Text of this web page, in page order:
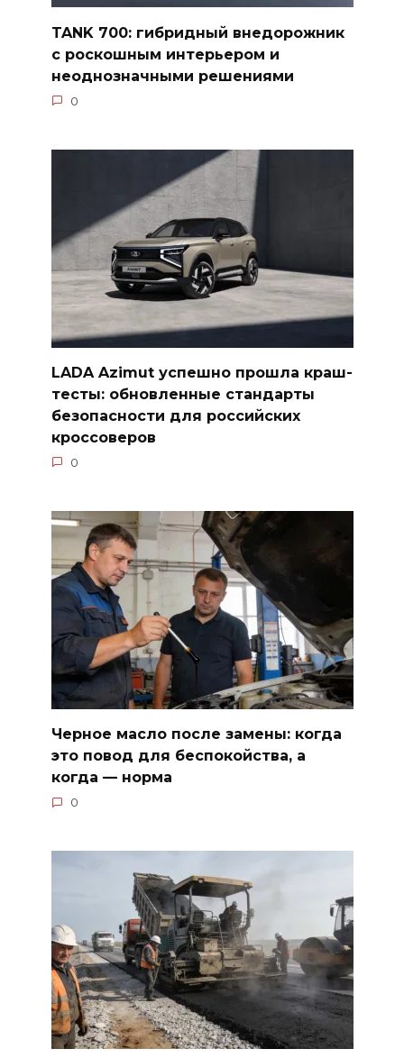
TANK 700: гибридный внедорожник
с роскошным интерьером и
неоднозначными решениями
0
LADA Azimut успешно прошла краш-
тесты: обновленные стандарты
безопасности для российских
кроссоверов
0
Черное масло после замены: когда
это повод для беспокойства, а
когда — норма
0